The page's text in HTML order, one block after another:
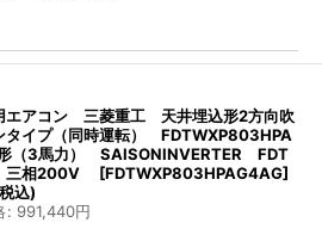
エアコン 三菱重工 天井埋込形2方向吹
イプ（同時運転） FDTWXP803HPA
（3馬力） SAISONINVERTER FDT
三相200V
[FDTWXP803HPAG4AG]
込)
: 991,440円